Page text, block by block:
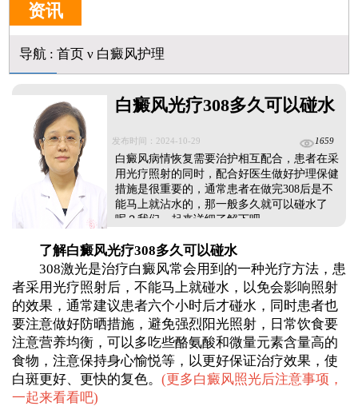
资讯
导航: 首页ν 白癜风护理
白癜风光疗308多久可以碰水
发布时间：2024-10-29 1659
白癜风病情恢复需要治护相互配合，患者在采
用光疗照射的同时，配合好医生做好护理保健
措施是很重要的，通常患者在做完308后是不
能马上就沾水的，那一般多久就可以碰水了
呢？我们一起来详细了解下吧。...
了解白癜风光疗308多久可以碰水
308激光是治疗白癜风常会用到的一种光疗方法，患
者采用光疗照射后，不能马上就碰水，以免会影响照射
的效果，通常建议患者六个小时后才碰水，同时患者也
要注意做好防晒措施，避免强烈阳光照射，日常饮食要
注意营养均衡，可以多吃些酪氨酸和微量元素含量高的
食物，注意保持身心愉悦等，以更好保证治疗效果，使
白斑更好、更快的复色。 (更多白癜风照光后注意事项，
一起来看看吧)